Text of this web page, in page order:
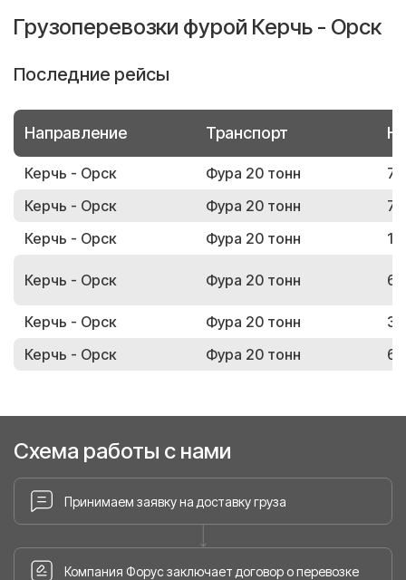
Грузоперевозки фурой Керчь - Орск
Последние рейсы
Направление Транспорт
Керчь - Орск Фура 20 тонн
Керчь - Орск
Фура 20 тонн
Керчь - Орск
Фура 20 тонн
Керчь - Орск Фура 20 тонн
Керчь - Орск Фура 20 тонн
Керчь - Орск
Фура 20 тонн
Схема работы с нами
Принимаем заявку на доставку груза
Компания Форус заключает договор о перевозке